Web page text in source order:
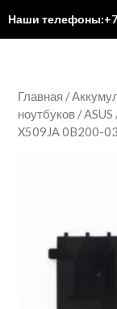
Наши
Главная /
ноутбуков /ASUS
X509JA 0B200-